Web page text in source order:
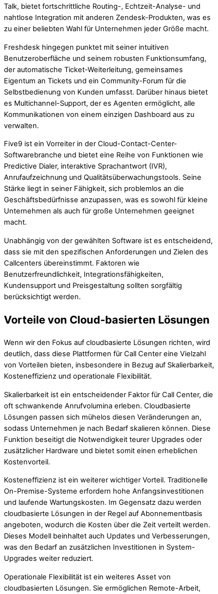
Talk, bietet fortschrittliche Routing-, Echtzeit-Analyse- und
nahtlose Integration mit anderen Zendesk-Produkten, was es
zu einer beliebten Wahl für Unternehmen jeder Größe macht.
Freshdesk hingegen punktet mit seiner intuitiven
Benutzeroberfläche und seinem robusten Funktionsumfang,
der automatische Ticket-Weiterleitung, gemeinsames
Eigentum an Tickets und ein Community-Forum für die
Selbstbedienung von Kunden umfasst. Darüber hinaus bietet
es Multichannel-Support, der es Agenten ermöglicht, alle
Kommunikationen von einem einzigen Dashboard aus zu
verwalten.
Five9 ist ein Vorreiter in der Cloud-Contact-Center-
Softwarebranche und bietet eine Reihe von Funktionen wie
Predictive Dialer, interaktive Sprachantwort (IVR),
Anrufaufzeichnung und Qualitätsüberwachungstools. Seine
Stärke liegt in seiner Fähigkeit, sich problemlos an die
Geschäftsbedürfnisse anzupassen, was es sowohl für kleine
Unternehmen als auch für große Unternehmen geeignet
macht.
Unabhängig von der gewählten Software ist es entscheidend,
dass sie mit den spezifischen Anforderungen und Zielen des
Callcenters übereinstimmt. Faktoren wie
Benutzerfreundlichkeit, Integrationsfähigkeiten,
Kundensupport und Preisgestaltung sollten sorgfältig
berücksichtigt werden.
Vorteile von Cloud-basierten Lösungen
Wenn wir den Fokus auf cloudbasierte Lösungen richten, wird
deutlich, dass diese Plattformen für Call Center eine Vielzahl
von Vorteilen bieten, insbesondere in Bezug auf Skalierbarkeit,
Kosteneffizienz und operationale Flexibilität.
Skalierbarkeit ist ein entscheidender Faktor für Call Center, die
oft schwankende Anrufvolumina erleben. Cloudbasierte
Lösungen passen sich mühelos diesen Veränderungen an,
sodass Unternehmen je nach Bedarf skalieren können. Diese
Funktion beseitigt die Notwendigkeit teurer Upgrades oder
zusätzlicher Hardware und bietet somit einen erheblichen
Kostenvorteil.
Kosteneffizienz ist ein weiterer wichtiger Vorteil. Traditionelle
On-Premise-Systeme erfordern hohe Anfangsinvestitionen
und laufende Wartungskosten. Im Gegensatz dazu werden
cloudbasierte Lösungen in der Regel auf Abonnementbasis
angeboten, wodurch die Kosten über die Zeit verteilt werden.
Dieses Modell beinhaltet auch Updates und Verbesserungen,
was den Bedarf an zusätzlichen Investitionen in System-
Upgrades weiter reduziert.
Operationale Flexibilität ist ein weiteres Asset von
cloudbasierten Lösungen. Sie ermöglichen Remote-Arbeit,